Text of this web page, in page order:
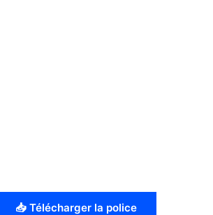
📥 Télécharger la police